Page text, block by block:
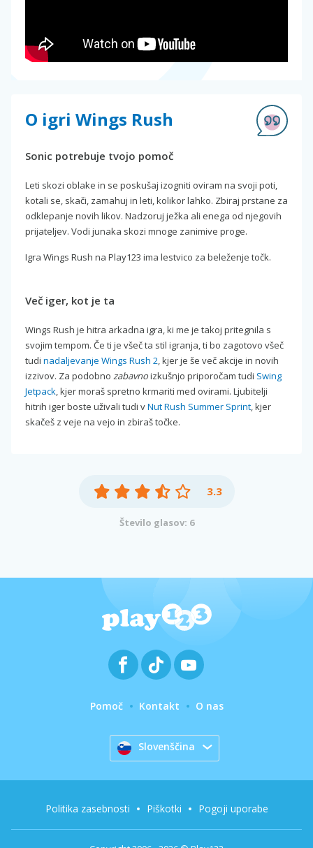
O igri Wings Rush
Sonic potrebuje tvojo pomoč
Leti skozi oblake in se poskušaj izogniti oviram na svoji poti,
kotali se, skači, zamahuj in leti, kolikor lahko. Zbiraj prstane za
odklepanje novih likov. Nadzoruj ježka ali enega od njegovih
prijateljev. Vodi junaka skozi mnoge zanimive proge.
Igra Wings Rush na Play123 ima lestvico za beleženje točk.
Več iger, kot je ta
Wings Rush je hitra arkadna igra, ki me je takoj pritegnila s
svojim tempom. Če ti je všeč ta stil igranja, ti bo zagotovo všeč
tudi nadaljevanje Wings Rush 2, kjer je še več akcije in novih
izzivov. Za podobno zabavnoizkušnjo priporočam tudi Swing
Jetpack, kjer moraš spretno krmariti med ovirami. Ljubitelji
hitrih iger boste uživali tudi vNut Rush Summer Sprint, kjer
skačeš z veje na vejo in zbiraš točke.
3.3
Število glasov: 6
Pomoč Kontakt O nas
Slovenščina
Politika zasebnosti Piškotki Pogoji uporabe